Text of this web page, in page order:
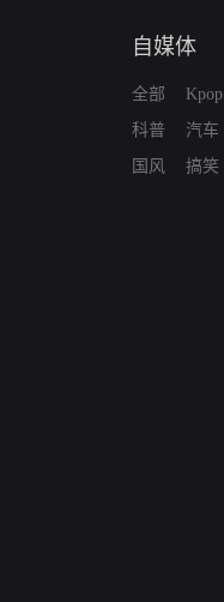
自媒体
全部
科普
国风
Kpop
汽车
搞笑